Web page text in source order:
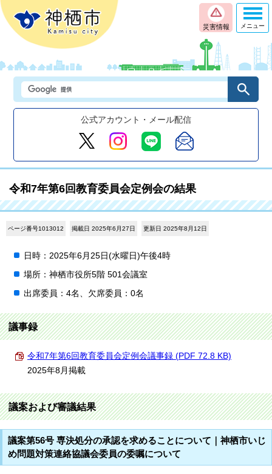
災害情報
公式アカウント・メール配信
メニュー
令和7年第6回教育委員会定例会の結果
ページ番号1013012 掲載日 2025年6月27日 更新日 2025年8月12日
日時：2025年6月25日(水曜日)午後4時
場所：神栖市役所5階 501会議室
出席委員：4名、欠席委員：0名
議事録
令和7年第6回教育委員会定例会議事録 (PDF 72.8 KB)
2025年8月掲載
議案および審議結果
議案第56号 専決処分の承認を求めることについて｜神栖市いじ
め問題対策連絡協議会委員の委嘱について